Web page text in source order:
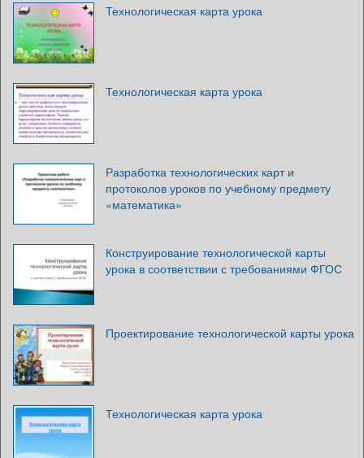
Технологическая карта урока
Технологическая карта урока
Разработка технологических карт и
протоколов уроков по учебному предмету
«математика»
Конструирование технологической карты
урока в соответствии с требованиями ФГОС
Проектирование технологической карты урока
Технологическая карта урока